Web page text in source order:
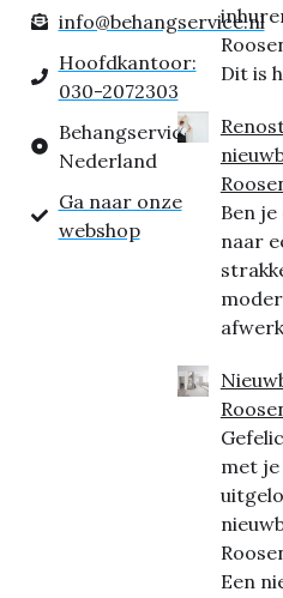
info@behangservice.nl
Hoofdkantoor:
030-2072303
Behangservice
Nederland
Ga naar onze
webshop
Dit is
Ben
naar
met
Een